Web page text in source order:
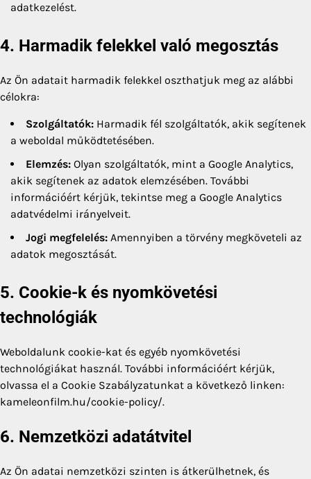
adatkezelést.
4. Harmadik felekkel való megosztás
Az Ön adatait harmadik felekkel oszthatjuk meg az alábbi
célokra:
Szolgáltatók: Harmadik fél szolgáltatók, akik segítenek
a weboldal működtetésében.
Elemzés: Olyan szolgáltatók, mint a Google Analytics,
akik segítenek az adatok elemzésében. További
információért kérjük, tekintse meg a Google Analytics
adatvédelmi irányelveit.
Jogi megfelelés: Amennyiben a törvény megköveteli az
adatok megosztását.
5. Cookie-k és nyomkövetési
technológiák
Weboldalunk cookie-kat és egyéb nyomkövetési
technológiákat használ. További információért kérjük,
olvassa el a Cookie Szabályzatunkat a következő linken:
kameleonfilm.hu/cookie-policy/.
6. Nemzetközi adatátvitel
Az Ön adatai nemzetközi szinten is átkerülhetnek, és